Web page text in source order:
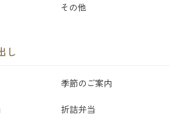
その他
し
季節のご案内
折詰弁当